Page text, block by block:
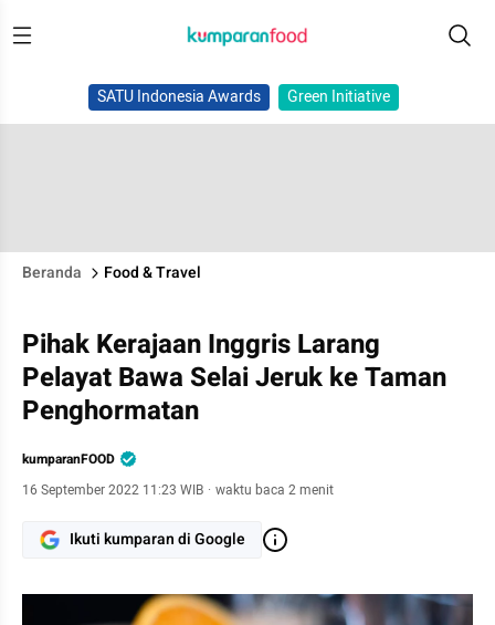
SATU Indonesia Awards Green Initiative
Beranda Food & Travel
Pihak Kerajaan Inggris Larang
Pelayat Bawa Selai Jeruk ke Taman
Penghormatan
kumparanFOOD
16 September 2022 11:23 WIB · waktu baca 2 menit
Ikuti kumparan di Google